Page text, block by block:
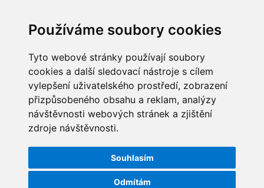
Používáme soubory cookies
Tyto webové stránky používají soubory
cookies a další sledovací nástroje s cílem
vylepšení uživatelského prostředí, zobrazení
přizpůsobeného obsahu a reklam, analýzy
návštěvnosti webových stránek a zjištění
zdroje návštěvnosti.
Souhlasím
Odmítám
ŠKOLNÍ PORADENSKÉ PRACOVIŠTĚ
NEPOTŘEBNÝ MAJETEK
NAUČNÁ STEZKA ZBRASLAV
11 12 13 14 15
16
18 19 20 21 22
23
25 26 27 28 29
30
STATISTIKY